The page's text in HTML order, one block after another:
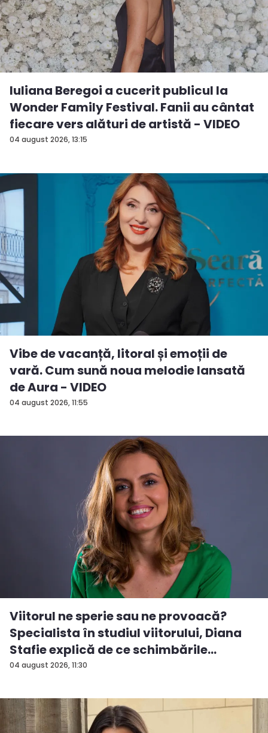
04 august 2026, 13:15
Iuliana Beregoi a cucerit publicul la
Wonder Family Festival. Fanii au cântat
fiecare vers alături de artistă - VIDEO
04 august 2026, 11:55
Vibe de vacanță, litoral și emoții de
vară. Cum sună noua melodie lansată
de Aura - VIDEO
04 august 2026, 11:30
Viitorul ne sperie sau ne provoacă?
Specialista în studiul viitorului, Diana
Stafie explică de ce schimbările
majore...